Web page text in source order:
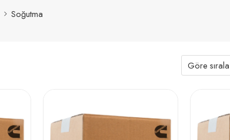
Soğutma
Göre sırala